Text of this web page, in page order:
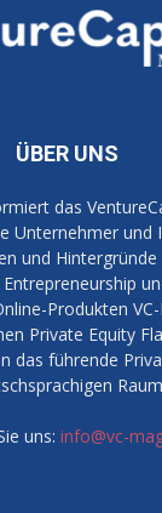
ÜBER UNS
das
Unternehmer und
und
Produkten
Private Equity
das führende
uns: info@vc-